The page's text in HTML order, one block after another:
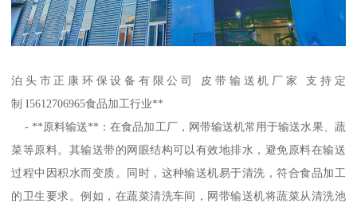
泊头市正康环保设备有限公司 皮带输送机厂家 支持定
制 I5612706965食品加工行业**
- **原料输送**：在食品加工厂，网带输送机常用于输送水果、蔬
菜等原料。其输送带的网眼结构可以有效地排水，避免原料在输送
过程中因积水而变质。同时，这种输送机易于清洗，符合食品加工
的卫生要求。例如，在蔬菜清洗车间，网带输送机将蔬菜从清洗池